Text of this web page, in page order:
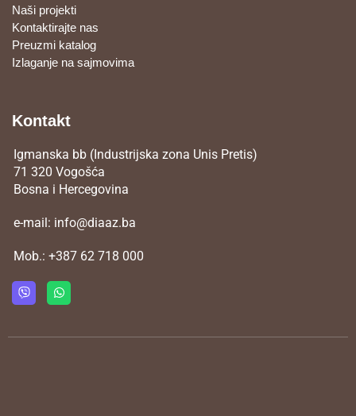
Naši projekti
Kontaktirajte nas
Preuzmi katalog
Izlaganje na sajmovima
Kontakt
Igmanska bb (Industrijska zona Unis Pretis)
71 320 Vogošća
Bosna i Hercegovina
e-mail: info@diaaz.ba
Mob.: +387 62 718 000